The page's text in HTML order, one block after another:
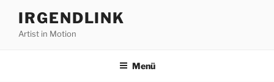
Inhalt
springen
IRGENDLINK
Artist in Motion
Menü